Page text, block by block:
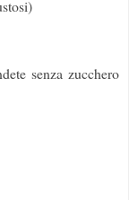
senza zucchero